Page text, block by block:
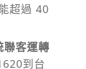
超過 40
客運轉
到台